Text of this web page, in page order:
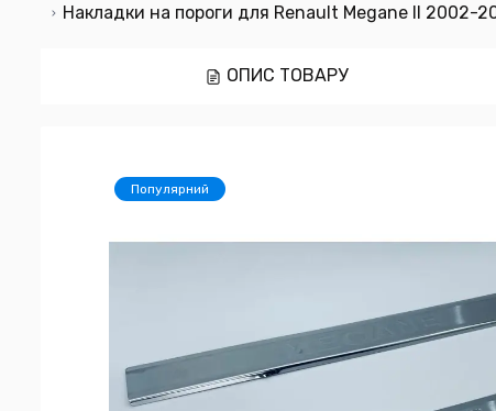
Накладки на пороги для Renault Megane II 2002-
ОПИС ТОВАРУ
Популярний